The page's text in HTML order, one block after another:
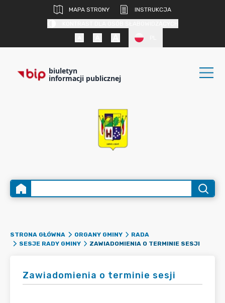
MAPA STRONY
INSTRUKCJA
biuletyn
informacji publicznej
STRONA GŁÓWNA ORGANY GMINY
RADA
SESJE RADY GMINY
ZAWIADOMIENIA O TERMINIE SESJI
Zawiadomienia o terminie sesji